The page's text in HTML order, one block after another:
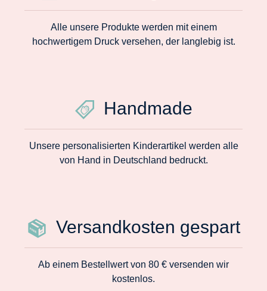
Alle unsere Produkte werden mit einem
hochwertigem Druck versehen, der langlebig ist.
Handmade
Unsere personalisierten Kinderartikel werden alle
von Hand in Deutschland bedruckt.
Versandkosten gespart
Ab einem Bestellwert von 80 € versenden wir
kostenlos.